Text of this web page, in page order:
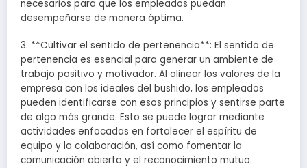
necesarios para que los empleados puedan
desempeñarse de manera óptima.
3. **Cultivar el sentido de pertenencia**: El sentido de
pertenencia es esencial para generar un ambiente de
trabajo positivo y motivador. Al alinear los valores de la
empresa con los ideales del bushido, los empleados
pueden identificarse con esos principios y sentirse parte
de algo más grande. Esto se puede lograr mediante
actividades enfocadas en fortalecer el espíritu de
equipo y la colaboración, así como fomentar la
comunicación abierta y el reconocimiento mutuo.